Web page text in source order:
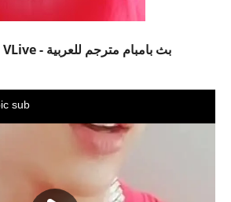
بث بامبام مترجم للعربية - BamBam VLive